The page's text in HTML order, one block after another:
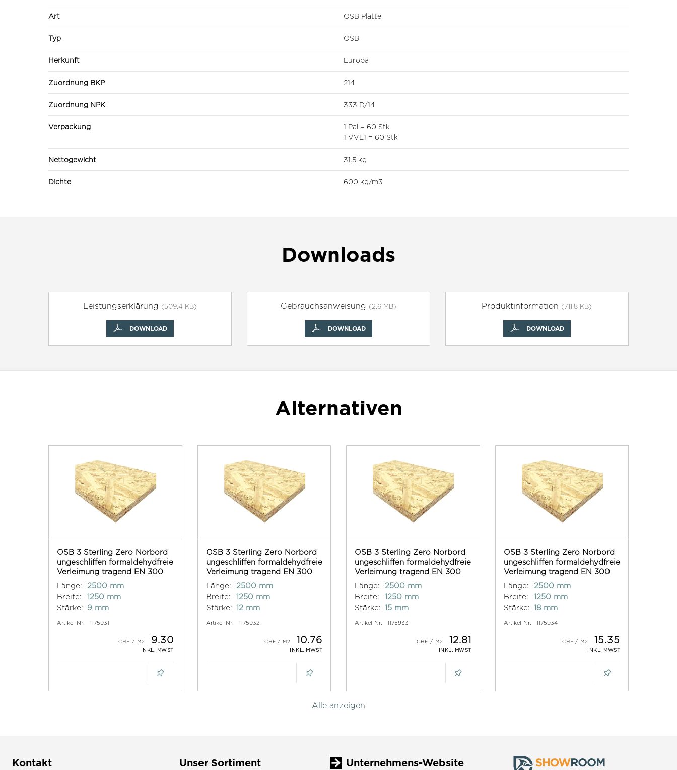
Art OSB Platte
Typ OSB
Herkunft Europa
Zuordnung BKP 214
Zuordnung NPK 333 D/14
Verpackung
1 Pal = 60 Stk
1 VVE1 = 60 Stk
Nettogewicht 31.5 kg
Dichte 600 kg/m3
Downloads
Leistungserklärung (509.4 KB)
DOWNLOAD
Gebrauchsanweisung (2.6 MB)
DOWNLOAD
Produktinformation (711.8 KB)
DOWNLOAD
Alternativen
OSB 3 Sterling Zero Norbord
ungeschliffen formaldehydfreie
Verleimung tragend EN 300
Länge:
2500 mm
Breite:
1250 mm
Stärke:
9 mm
Artikel-Nr: 1175931
9.30
INKL. MWST
OSB 3 Sterling Zero Norbord
ungeschliffen formaldehydfreie
Verleimung tragend EN 300
Länge:
2500 mm
Breite:
1250 mm
Stärke: 12 mm
Artikel-Nr: 1175932
10.76
INKL. MWST
OSB 3 Sterling Zero Norbord
ungeschliffen formaldehydfreie
Verleimung tragend EN 300
Länge:
2500 mm
Breite:
1250 mm
Stärke: 15 mm
Artikel-Nr: 1175933
12.81
INKL. MWST
OSB 3 Sterling Zero Norbord
ungeschliffen formaldehydfreie
Verleimung tragend EN 300
Länge:
2500 mm
Breite:
1250 mm
Stärke: 18 mm
Artikel-Nr: 1175934
15.35
INKL. MWST
Alle anzeigen
Kontakt Unser Sortiment Unternehmens-Website